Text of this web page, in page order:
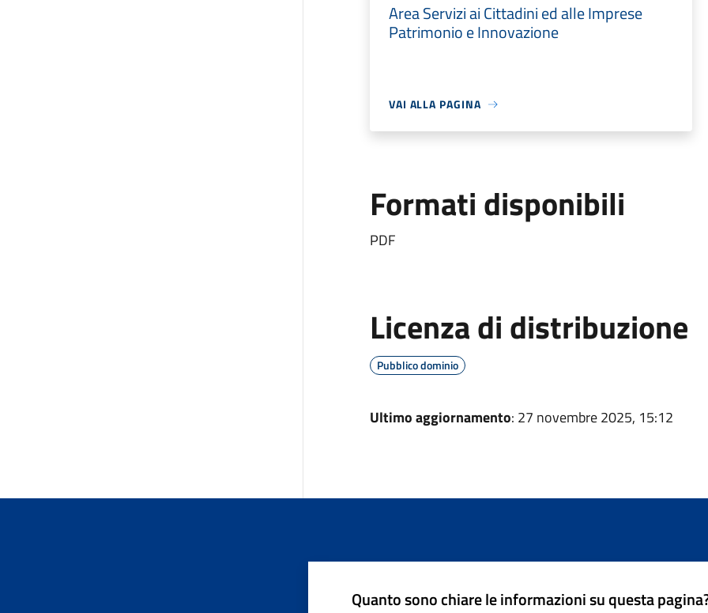
Area Servizi ai Cittadini ed alle Imprese
Patrimonio e Innovazione
VAI ALLA PAGINA
Formati disponibili
PDF
Licenza di distribuzione
Pubblico dominio
Ultimo aggiornamento: 27 novembre 2025, 15:12
Quanto sono chiare le informazioni su questa